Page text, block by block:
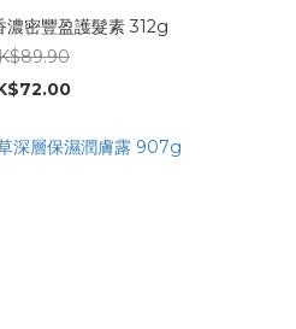
濃密豐盈護髮素 312g